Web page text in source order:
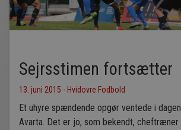
Sejrsstimen fortsætter
13. juni 2015 - Hvidovre Fodbold
Et uhyre spændende opgør ventede i
Avarta. Det er jo, som bekendt, cheftræner